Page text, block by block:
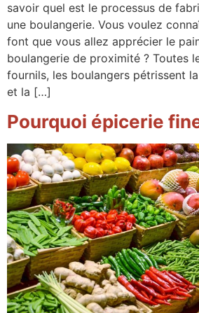
savoir quel est le processus de
une boulangerie. Vous voulez
font que vous allez apprécier le
boulangerie de proximité ? Toutes
fournils, les boulangers pétrissent
et la […]
Pourquoi épicerie